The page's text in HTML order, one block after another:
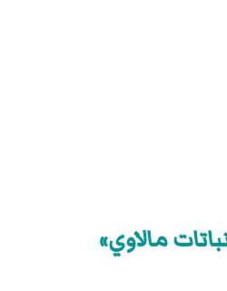
مالاوي»